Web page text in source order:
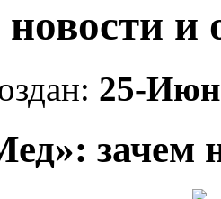
и
25-
зачем